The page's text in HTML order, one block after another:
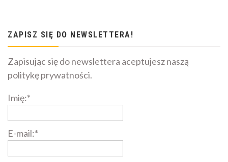
ZAPISZ SIĘ DO NEWSLETTERA!
Zapisując się do newslettera aceptujesz naszą
politykę prywatności.
Imię:*
E-mail:*